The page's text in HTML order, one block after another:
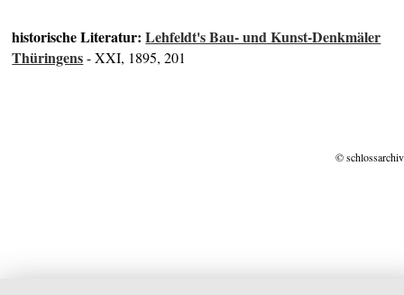
historische Literatur:Lehfeldt's Bau- und Kunst-Denkmäler
Thüringens- XXI, 1895, 201
©